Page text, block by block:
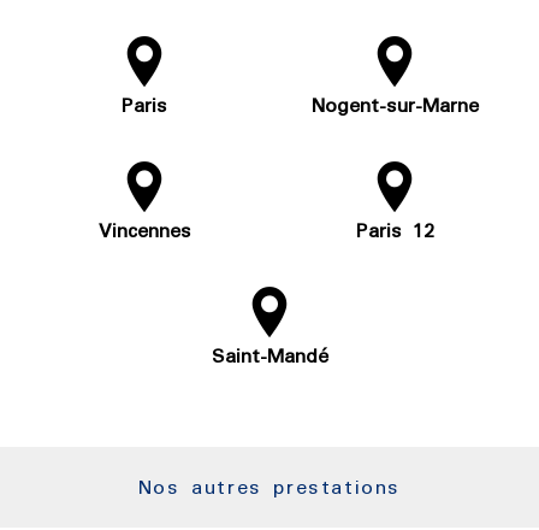
Paris Nogent-sur-Marne
Vincennes Paris 12
Saint-Mandé
Nos autres prestations